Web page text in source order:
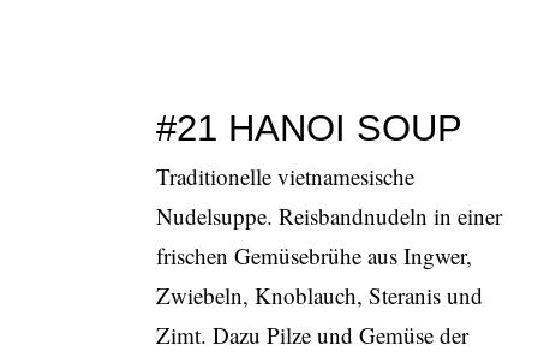
#21 HANOI SOUP
Traditionelle vietnamesische
Nudelsuppe. Reisbandnudeln in einer
frischen Gemüsebrühe aus Ingwer,
Zwiebeln, Knoblauch, Steranis und
Zimt. Dazu Pilze und Gemüse der